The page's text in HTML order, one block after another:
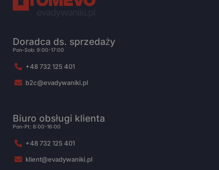
Doradca ds. sprzedaży
Pon-Sob: 9:00-17:00
+48 732 125 401
b2c@evadywaniki.pl
Biuro obsługi klienta
Pon-Pt: 8:00-16:00
+48 732 125 401
klient@evadywaniki.pl